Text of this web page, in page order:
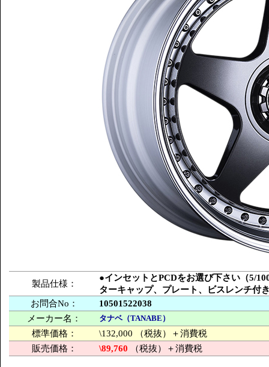
製品仕様：
●インセットとPCDをお選び下さい（5/
ターキャップ、プレート、ビスレンチ付
お問合No：
10501522038
メーカー名：
タナベ（TANABE）
標準価格：
\132,000 （税抜）＋消費税
販売価格：
\89,760 （税抜）＋消費税